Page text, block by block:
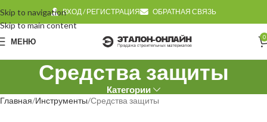
Skip to navigation
Skip to main content
ВХОД / РЕГИСТРАЦИЯ ОБРАТНАЯ СВЯЗЬ
МЕНЮ 0
Средства защиты
Категории
Главная Инструменты Средства защиты